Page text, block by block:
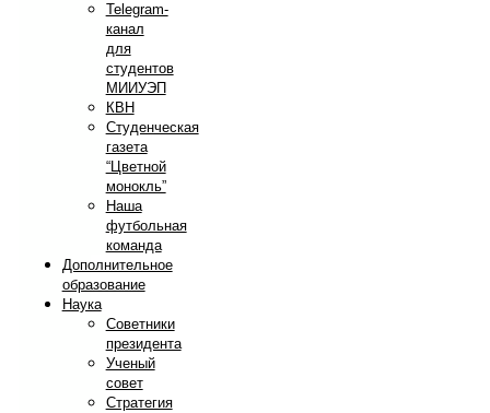
Telegram-
канал
для
студентов
МИИУЭП
КВН
Студенческая
газета
“Цветной
монокль”
Наша
футбольная
команда
Дополнительное
образование
Наука
Советники
президента
Ученый
совет
Стратегия